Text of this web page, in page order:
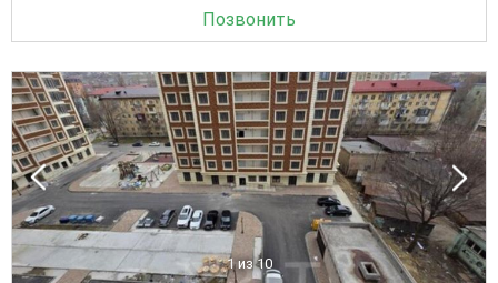
Позвонить
1 из 10